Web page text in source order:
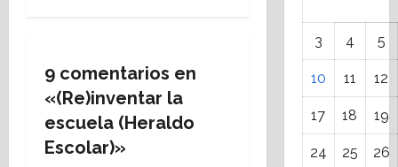
c
i
ó
9 comentarios en
«(Re)inventar la
escuela (Heraldo
Escolar)»
3 4 5
10 11 12
17 18 19
24 25 26